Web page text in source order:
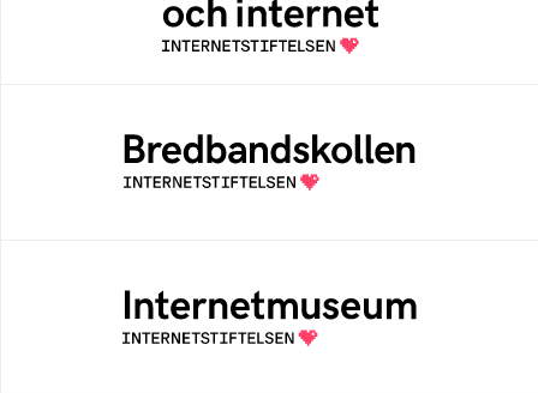
internetvanor
Bredbandskollen är ett oberoende
konsumentverktyg som drivs av
Internetstiftelsen
Ett digitalt museum som byggts, och kureras
av Internetstiftelsen